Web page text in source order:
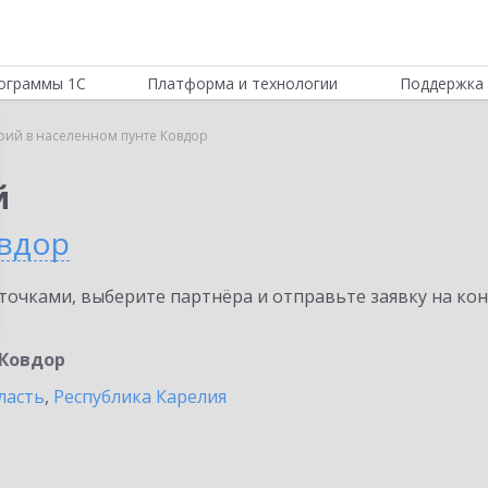
1С Платформа и технологии Поддержка
в населенном пунте Ковдор
выберите партнёра и отправьте заявку на
Ковдор
, Республика Карелия